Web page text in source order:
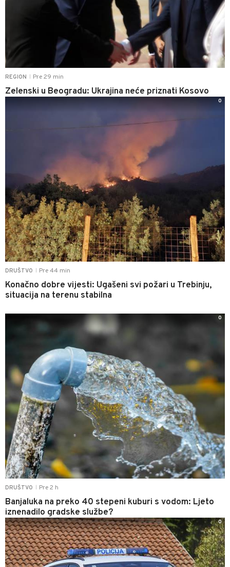
REGION Pre 29 min
Zelenski u Beogradu: Ukrajina neće priznati Kosovo
DRUŠTVO Pre 44 min
Konačno dobre vijesti: Ugašeni svi požari u Trebinju,
situacija na terenu stabilna
0
DRUŠTVO Pre 2 h
Banjaluka na preko 40 stepeni kuburi s vodom: Ljeto
iznenadilo gradske službe?
0
0